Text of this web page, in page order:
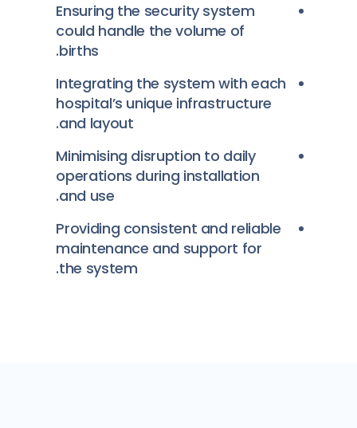
Ensuring the security system
could handle the volume of
births.
Integrating the system with each
hospital’s unique infrastructure
and layout.
Minimising disruption to daily
operations during installation
and use.
Providing consistent and reliable
maintenance and support for
the system.